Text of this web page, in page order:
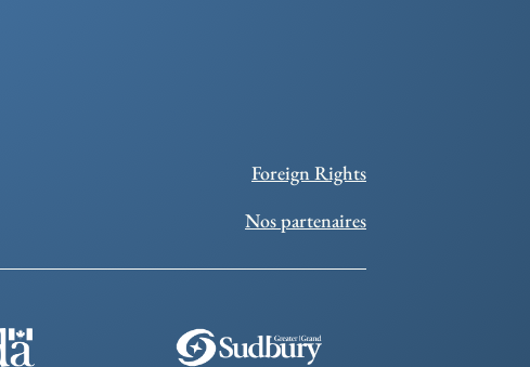
Foreign Rights
Nos partenaires